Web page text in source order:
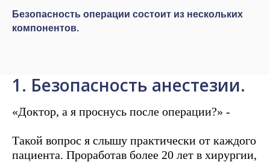
Безопасность операции состоит из нескольких
компонентов.
1. Безопасность анестезии.
«Доктор, а я проснусь после операции?» -
Такой вопрос я слышу практически от каждого
пациента. Проработав более 20 лет в хирургии,